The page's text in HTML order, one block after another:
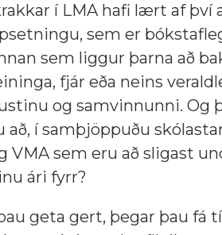
í LMA hafi lært af því
sem er
sem liggur þarna að
fjár eða neins
og samvinnunni. Og
að, í samþjöppuðu
VMA sem eru að sligast
ári fyrr?
geta gert, þegar þau fá